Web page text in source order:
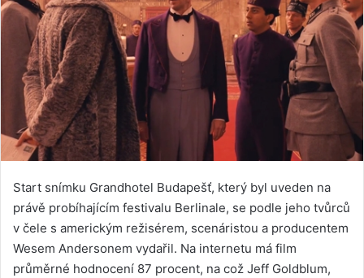
Start snímku Grandhotel Budapešť, který byl uveden na
právě probíhajícím festivalu Berlinale, se podle jeho tvůrců
v čele s americkým režisérem, scenáristou a producentem
Wesem Andersonem vydařil. Na internetu má film
průměrné hodnocení 87 procent, na což Jeff Goldblum,